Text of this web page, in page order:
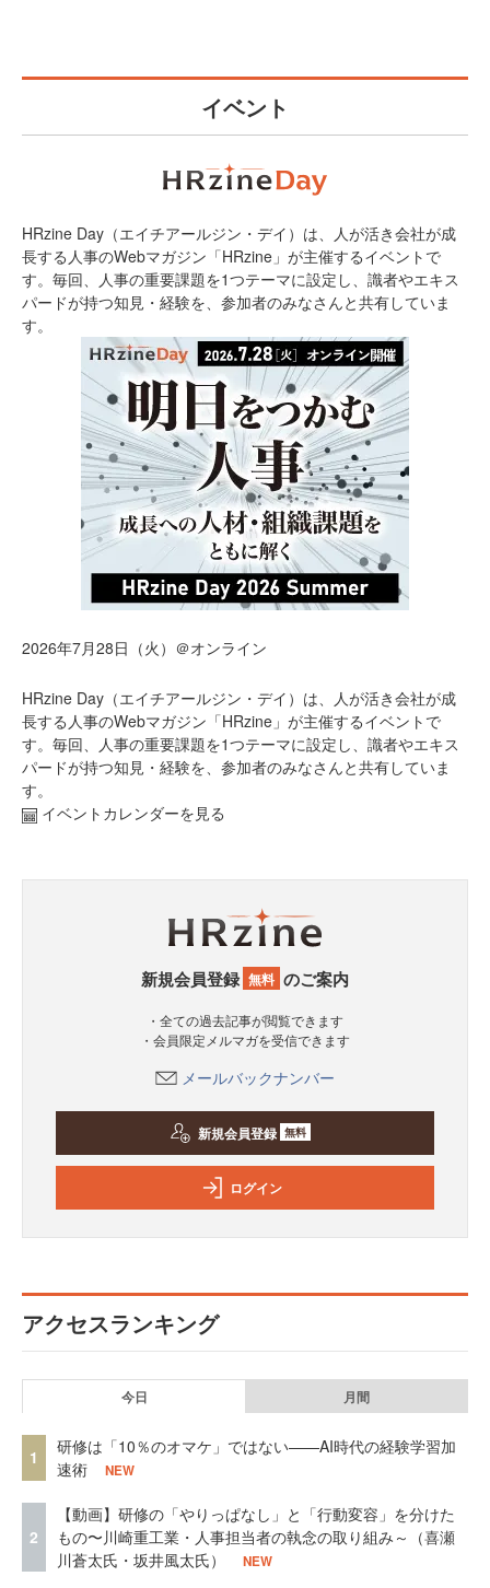
イベント
HRzine Day（エイチアールジン・デイ）は、人が活き会社が成
長する人事のWebマガジン「HRzine」が主催するイベントで
す。毎回、人事の重要課題を1つテーマに設定し、識者やエキス
パードが持つ知見・経験を、参加者のみなさんと共有していま
す。
2026年7月28日（火）＠オンライン
HRzine Day（エイチアールジン・デイ）は、人が活き会社が成
長する人事のWebマガジン「HRzine」が主催するイベントで
す。毎回、人事の重要課題を1つテーマに設定し、識者やエキス
パードが持つ知見・経験を、参加者のみなさんと共有していま
す。
イベントカレンダーを見る
新規会員登録 無料 のご案内
・全ての過去記事が閲覧できます
・会員限定メルマガを受信できます
メールバックナンバー
新規会員登録 無料
ログイン
アクセスランキング
今日 月間
1
研修は「10％のオマケ」ではない——AI時代の経験学習加
速術
NEW
2
【動画】研修の「やりっぱなし」と「行動変容」を分けた
もの〜川崎重工業・人事担当者の執念の取り組み～（喜瀬
川蒼太氏・坂井風太氏）
NEW